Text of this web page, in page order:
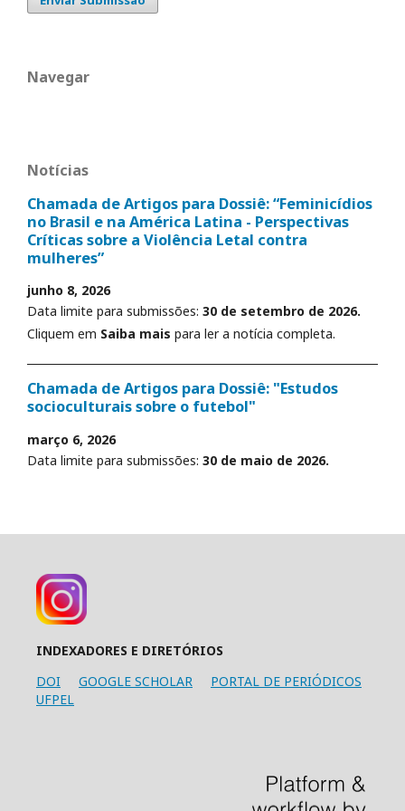
Navegar
Notícias
Chamada de Artigos para Dossiê: “Feminicídios
no Brasil e na América Latina - Perspectivas
Críticas sobre a Violência Letal contra
mulheres”
junho 8, 2026
Data limite para submissões: 30 de setembro de 2026.
Cliquem em Saiba mais para ler a notícia completa.
Chamada de Artigos para Dossiê: "Estudos
socioculturais sobre o futebol"
março 6, 2026
Data limite para submissões: 30 de maio de 2026.
INDEXADORES E DIRETÓRIOS
DOI
GOOGLE SCHOLAR
PORTAL DE PERIÓDICOS
UFPEL